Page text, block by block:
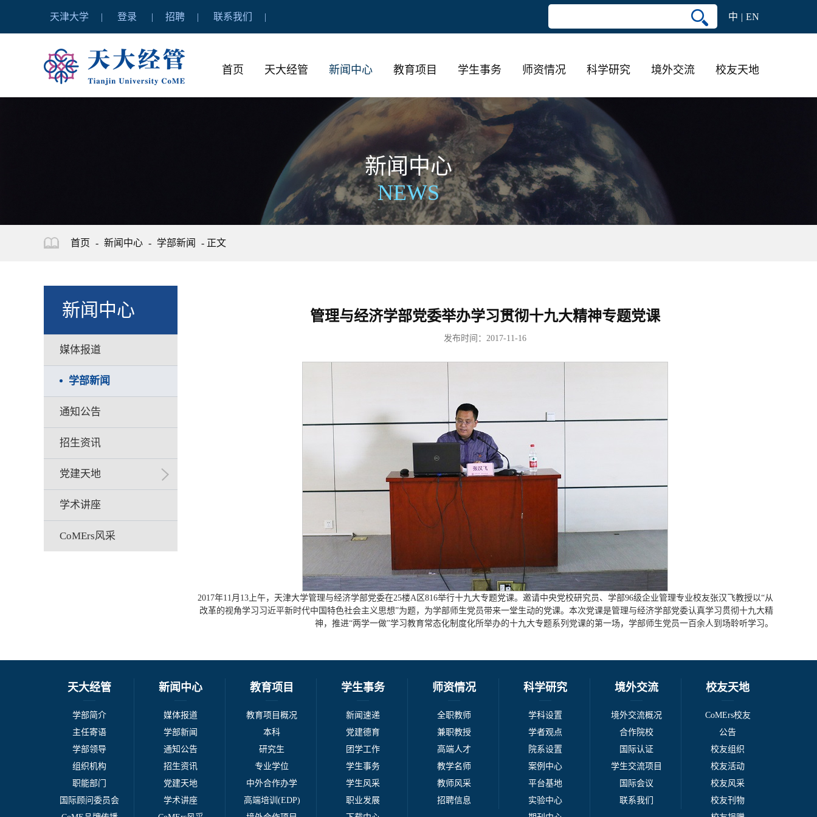
天津大学 登录 招聘 联系我们 中 EN
首页 天大经管 新闻中心 教育项目 学生事务 师资情况 科学研究 境外交流 校友天地
新闻中心
NEWS
首页 - 新闻中心 - 学部新闻 - 正文
管理与经济学部党委举办学习贯彻十九大精神专题党课
发布时间：2017-11-16
2017年11月13上午，天津大学管理与经济学部党委在25楼A区816举行十九大专题党课。邀请中央党校研究员、学部96级企业管理专业校友张汉飞教授以“从
改革的视角学习习近平新时代中国特色社会主义思想”为题，为学部师生党员带来一堂生动的党课。本次党课是管理与经济学部党委认真学习贯彻十九大精
神，推进“两学一做”学习教育常态化制度化所举办的十九大专题系列党课的第一场，学部师生党员一百余人到场聆听学习。
新闻中心
媒体报道
学部新闻
通知公告
招生资讯
党建天地
学术讲座
CoMErs风采
天大经管
学部简介
主任寄语
学部领导
组织机构
职能部门
国际顾问委员会
新闻中心
媒体报道
学部新闻
通知公告
招生资讯
党建天地
学术讲座
教育项目
教育项目概况
本科
研究生
专业学位
中外合作办学
高端培训(EDP)
学生事务
新闻速递
党建德育
团学工作
学生事务
学生风采
职业发展
师资情况
全职教师
兼职教授
高端人才
教学名师
教师风采
招聘信息
科学研究
学科设置
学者观点
院系设置
案例中心
平台基地
实验中心
境外交流
境外交流概况
合作院校
国际认证
学生交流项目
国际会议
联系我们
校友天地
CoMErs校友
公告
校友组织
校友活动
校友风采
校友刊物